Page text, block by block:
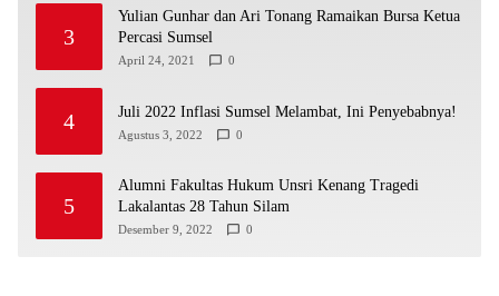
3
Yulian Gunhar dan Ari Tonang Ramaikan Bursa Ketua
Percasi Sumsel
April 24, 2021 0
4 Juli 2022 Inflasi Sumsel Melambat, Ini Penyebabnya!
Agustus 3, 2022 0
5
Alumni Fakultas Hukum Unsri Kenang Tragedi
Lakalantas 28 Tahun Silam
Desember 9, 2022 0